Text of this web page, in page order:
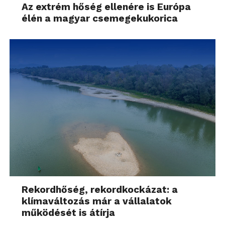
Az extrém hőség ellenére is Európa
élén a magyar csemegekukorica
Rekordhőség, rekordkockázat: a
klímaváltozás már a vállalatok
működését is átírja